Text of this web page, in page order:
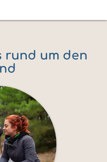
rund um den